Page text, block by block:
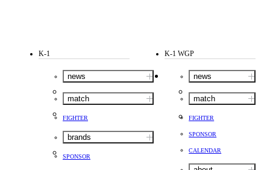
K-1
news
match
FIGHTER
brands
SPONSOR
K-1 WGP
news
match
FIGHTER
SPONSOR
CALENDAR